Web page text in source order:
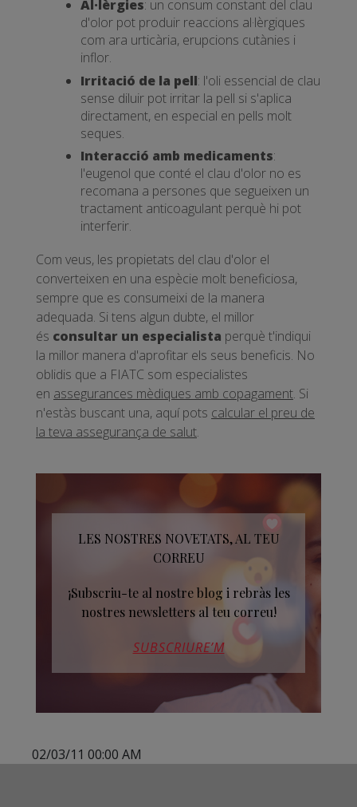
Al·lèrgies: un consum constant del clau
d'olor pot produir reaccions al·lèrgiques
com ara urticària, erupcions cutànies i
inflor.
Irritació de la pell: l'oli essencial de clau
sense diluir pot irritar la pell si s'aplica
directament, en especial en pells molt
seques.
Interacció amb medicaments:
l'eugenol que conté el clau d'olor no es
recomana a persones que segueixen un
tractament anticoagulant perquè hi pot
interferir.
Com veus, les propietats del clau d'olor el
converteixen en una espècie molt beneficiosa,
sempre que es consumeixi de la manera
adequada. Si tens algun dubte, el millor
és consultar un especialista perquè t'indiqui
la millor manera d'aprofitar els seus beneficis. No
oblidis que a FIATC som especialistes
en assegurances mèdiques amb copagament. Si
n'estàs buscant una, aquí pots calcular el preu de
la teva assegurança de salut.
LES NOSTRES NOVETATS, AL TEU
CORREU
¡Subscriu-te al nostre blog i rebràs les
nostres newsletters al teu correu!
SUBSCRIURE’M
02/03/11 00:00 AM